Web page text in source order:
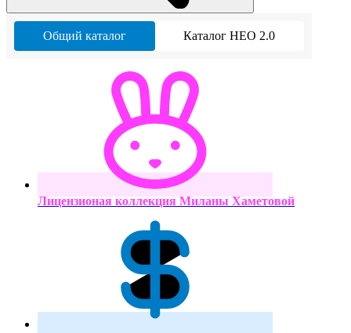
Общий каталог Каталог НЕО 2.0
Лицензионая коллекция Миланы Хаметовой